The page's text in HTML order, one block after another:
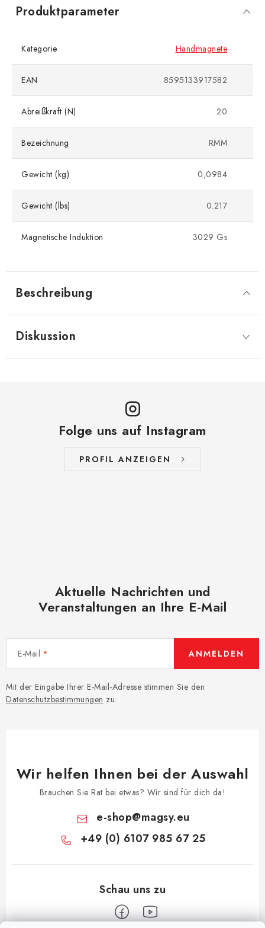
Beschreibung
Produktparameter
Kategorie Handmagnete
EAN 8595133917582
Abreißkraft (N) 20
Bezeichnung RMM
Gewicht (kg) 0,0984
Gewicht (lbs) 0.217
Magnetische Induktion 3029 Gs
Diskussion
Folge uns auf Instagram
PROFIL ANZEIGEN
Aktuelle Nachrichten und
Veranstaltungen an Ihre E-Mail
E-Mail
Mit der Eingabe Ihrer E-Mail-Adresse stimmen Sie den
Datenschutzbestimmungen zu.
ANMELDEN
Wir helfen Ihnen bei der Auswahl
Brauchen Sie Rat bei etwas? Wir sind für dich da!
e-shop@magsy.eu
+49 (0) 6107 985 67 25